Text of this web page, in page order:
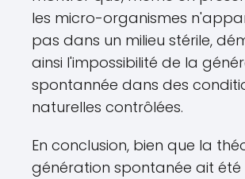
les micro-organismes
pas dans un milieu stérile,
ainsi l'impossibilité de la
spontannée dans des
naturelles contrôlées.
En conclusion, bien que la
génération spontanée ait été